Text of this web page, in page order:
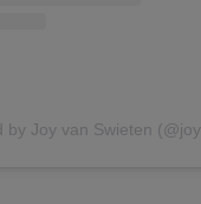
by Joy van Swieten